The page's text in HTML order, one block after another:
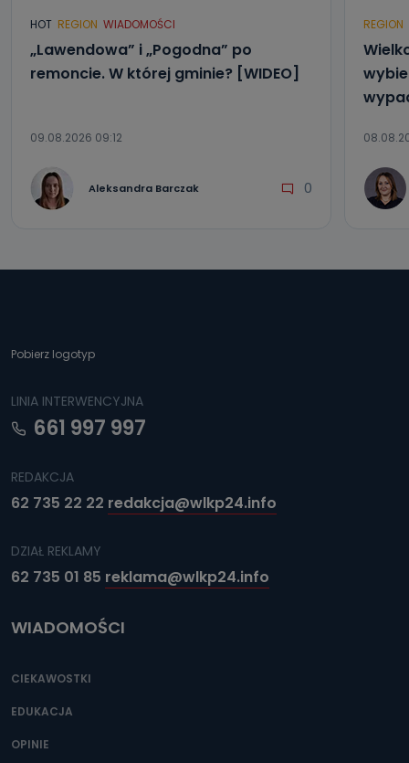
HOT REGION WIADOMOŚCI
„Lawendowa” i „Pogodna” po
remoncie. W której gminie? [WIDEO]
09.08.2026 09:12
Aleksandra Barczak 0
REGION
Pobierz logotyp
LINIA INTERWENCYJNA
661 997 997
REDAKCJA
62 735 22 22 redakcja@wlkp24.info
DZIAŁ REKLAMY
62 735 01 85 reklama@wlkp24.info
WIADOMOŚCI
CIEKAWOSTKI
EDUKACJA
OPINIE